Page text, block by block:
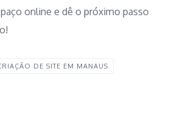
online e dê o próximo passo
DE SITE EM MANAUS